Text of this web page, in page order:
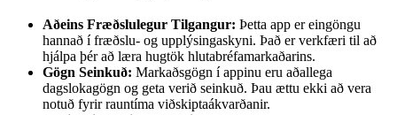
Aðeins Fræðslulegur Tilgangur: Þetta app er eingöngu
hannað í fræðslu- og upplýsingaskyni. Það er verkfæri til að
hjálpa þér að læra hugtök hlutabréfamarkaðarins.
Gögn Seinkuð: Markaðsgögn í appinu eru aðallega
dagslokagögn og geta verið seinkuð. Þau ættu ekki að vera
notuð fyrir rauntíma viðskiptaákvarðanir.